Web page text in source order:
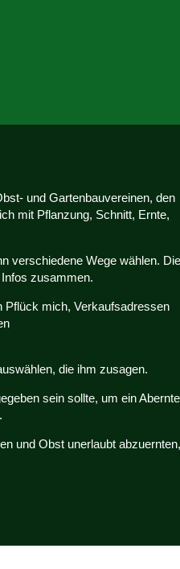
und Gartenbauvereinen, den
mit Pflanzung, Schnitt, Ernte,
verschiedene Wege wählen. Die
zusammen.
Pflück mich, Verkaufsadressen
die ihm zusagen.
sein sollte, um ein
und Obst unerlaubt abzuernten,